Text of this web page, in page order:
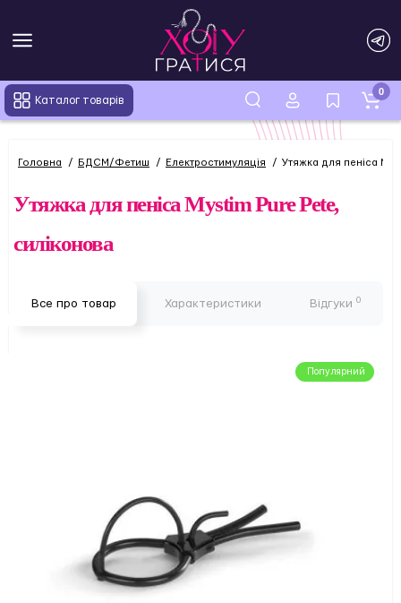
Каталог товарів
0
Головна БДСМ/Фетиш Електростимуляція Утяжка для пеніса
Утяжка для пеніса Mystim Pure Pete,
силіконова
Все про товар Характеристики Відгуки 0
Популярний